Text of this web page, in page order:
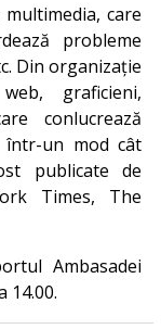
care
probleme
Din organizație
graficieni,
conlucrează
un mod cât
publicate de
Times, The
Ambasadei
14.00.